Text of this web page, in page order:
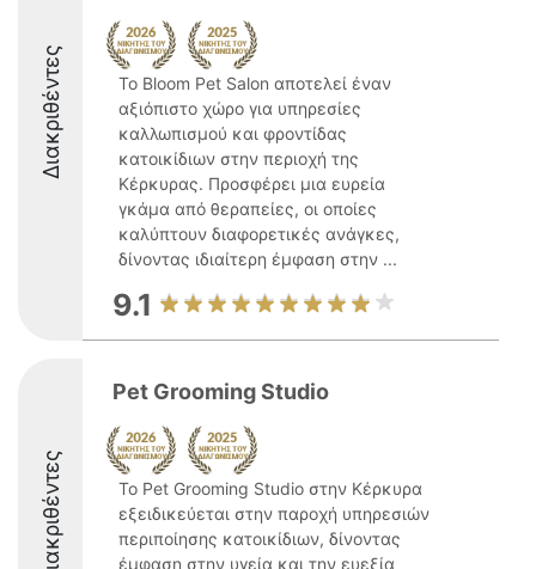
Διακριθέντες
Το Bloom Pet Salon αποτελεί έναν
αξιόπιστο χώρο για υπηρεσίες
καλλωπισμού και φροντίδας
κατοικίδιων στην περιοχή της
Κέρκυρας. Προσφέρει μια ευρεία
γκάμα από θεραπείες, οι οποίες
καλύπτουν διαφορετικές ανάγκες,
δίνοντας ιδιαίτερη έμφαση στην ...
9.1
Διακριθέντες
Pet Grooming Studio
Το Pet Grooming Studio στην Κέρκυρα
εξειδικεύεται στην παροχή υπηρεσιών
περιποίησης κατοικίδιων, δίνοντας
έμφαση στην υγεία και την ευεξία